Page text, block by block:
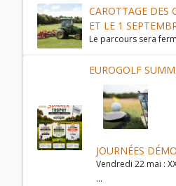
CAROTTAGE DES
ET LE 1
Le parcours sera
EUROGOLF
JOURNÉES
Vendredi 22 mai :
...